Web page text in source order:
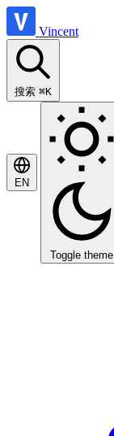
Vincent
搜索 ⌘K
EN
Toggle theme